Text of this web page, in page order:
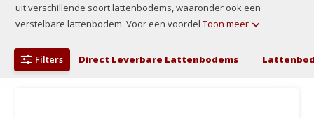
uit verschillende soort lattenbodems, waaronder ook een
verstelbare lattenbodem. Voor een voordelToon meer
Filters Direct Leverbare Lattenbodems